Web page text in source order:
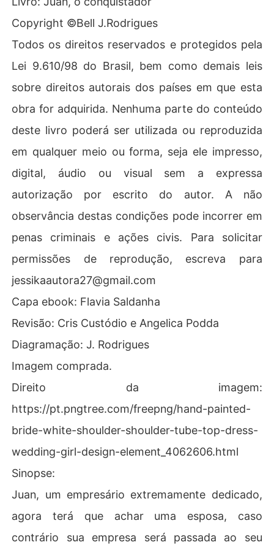
Copyright ©Bell J.Rodrigues
Todos os direitos reservados e protegidos pela
Lei 9.610/98 do Brasil, bem como demais leis
sobre direitos autorais dos países em que esta
obra for adquirida. Nenhuma parte do conteúdo
deste livro poderá ser utilizada ou reproduzida
em qualquer meio ou forma, seja ele impresso,
digital, áudio ou visual sem a expressa
autorização por escrito do autor. A não
observância destas condições pode incorrer em
penas criminais e ações civis. Para solicitar
permissões de reprodução, escreva para
jessikaautora27@gmail.com
Capa ebook: Flavia Saldanha
Revisão: Cris Custódio e Angelica Podda
Diagramação: J. Rodrigues
Imagem comprada.
Direito da imagem:
https://pt.pngtree.com/freepng/hand-painted-
bride-white-shoulder-shoulder-tube-top-dress-
wedding-girl-design-element_4062606.html
Sinopse:
Juan, um empresário extremamente dedicado,
agora terá que achar uma esposa, caso
contrário sua empresa será passada ao seu